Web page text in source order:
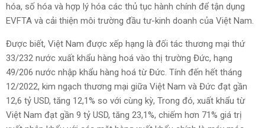
hóa, số hóa và hợp lý hóa các thủ tục hành chính để tận dụng
EVFTA và cải thiện môi trường đầu tư-kinh doanh của Việt Nam.
Được biết, Việt Nam được xếp hạng là đối tác thương mại thứ
33/232 nước xuất khẩu hàng hoá vào thị trường Đức, hạng
49/206 nước nhập khẩu hàng hoá từ Đức. Tính đến hết tháng
12/2022, kim ngạch thương mại giữa Việt Nam và Đức đạt gần
12,6 tỷ USD, tăng 12,1% so với cùng kỳ, Trong đó, xuất khẩu từ
Việt Nam đạt gần 9 tỷ USD, tăng 23,1%, chiếm hơn 71% giá trị